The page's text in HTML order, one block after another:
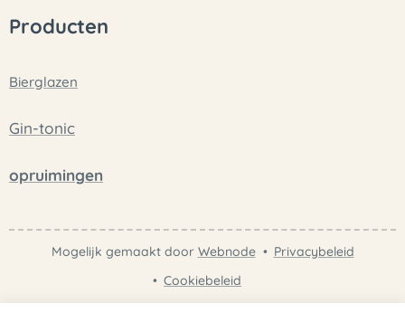
Producten
Bierglazen
Gin-tonic
opruimingen
Mogelijk gemaakt door Webnode
Privacybeleid
Cookiebeleid